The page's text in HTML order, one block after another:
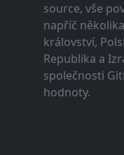
source, vše
napříč
království,
Republika a
společnosti
hodnoty.